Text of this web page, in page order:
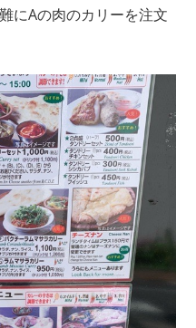
にAの肉のカリーを注文